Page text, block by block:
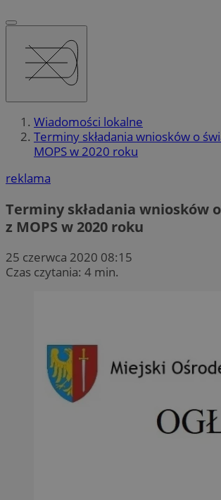
Wiadomości lokalne
Terminy składania wniosków o
MOPS w 2020 roku
reklama
Terminy składania wniosków
z MOPS w 2020 roku
25 czerwca 2020 08:15
Czas czytania: 4 min.